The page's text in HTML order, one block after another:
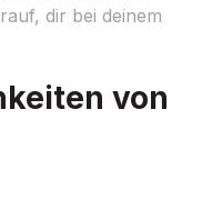
dir bei deinem
von